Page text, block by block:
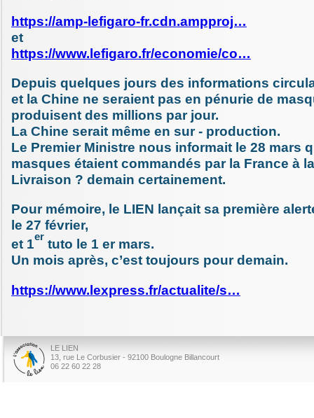
https://amp-lefigaro-fr.cdn.ampproj…
et
https://www.lefigaro.fr/economie/co…
Depuis quelques jours des informations
et la Chine ne seraient pas en pénurie de
produisent des millions par jour.
La Chine serait même en sur - production.
Le Premier Ministre nous informait le 28 mars
masques étaient commandés par la France à
Livraison ? demain certainement.
Pour mémoire, le LIEN lançait sa première
le 27 février,
et 1
er
tuto le 1 er mars.
Un mois après, c’est toujours pour demain.
https://www.lexpress.fr/actualite/s…
LE LIEN
13, rue Le Corbusier - 92100 Boulogne Billancourt
06 22 60 22 28